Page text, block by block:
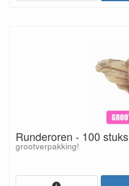
Runderoren - 100 stuks
grootverpakking!